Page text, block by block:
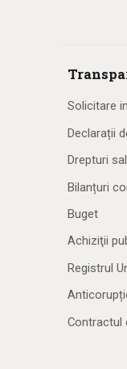
Solicitare
Declarații
Drepturi
Bilanțuri
Buget
Achiziţii
Registrul
Contractul